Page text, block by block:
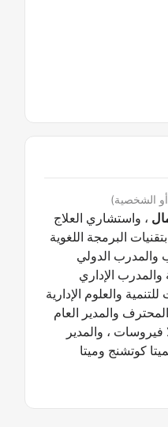
أو الشخصية)
، واستشاري العلاج
البرمجة اللغوية
والمدرب الدولي
الإداري
والعلوم الإدارية
والمدير العام
، والمدير
كوتشنج وميتا